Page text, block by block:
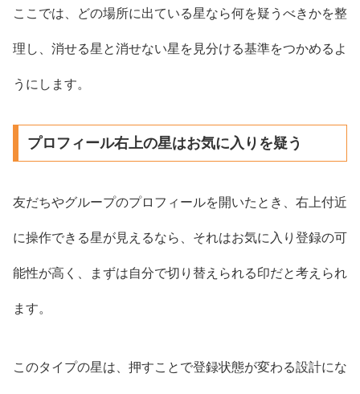
ここでは、どの場所に出ている星なら何を疑うべきかを整
理し、消せる星と消せない星を見分ける基準をつかめるよ
うにします。
プロフィール右上の星はお気に入りを疑う
友だちやグループのプロフィールを開いたとき、右上付近
に操作できる星が見えるなら、それはお気に入り登録の可
能性が高く、まずは自分で切り替えられる印だと考えられ
ます。
このタイプの星は、押すことで登録状態が変わる設計にな